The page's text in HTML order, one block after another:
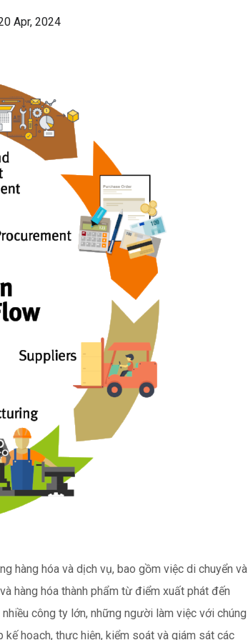
Apr, 2024
hàng hóa và dịch vụ, bao gồm việc di chuyển và
hàng hóa thành phẩm từ điểm xuất phát đến
công ty lớn, những người làm việc với chúng
hoạch, thực hiện, kiểm soát và giám sát các